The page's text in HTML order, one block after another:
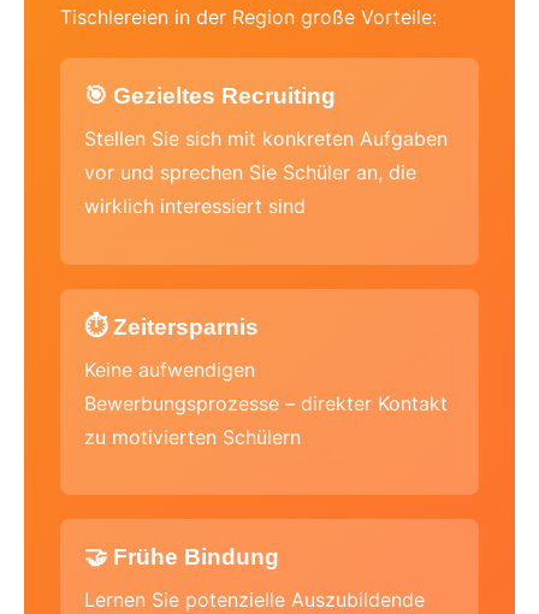
Tischlereien in der Region große Vorteile:
🎯 Gezieltes Recruiting
Stellen Sie sich mit konkreten Aufgaben
vor und sprechen Sie Schüler an, die
wirklich interessiert sind
⏱️ Zeitersparnis
Keine aufwendigen
Bewerbungsprozesse – direkter Kontakt
zu motivierten Schülern
🤝 Frühe Bindung
Lernen Sie potenzielle Auszubildende